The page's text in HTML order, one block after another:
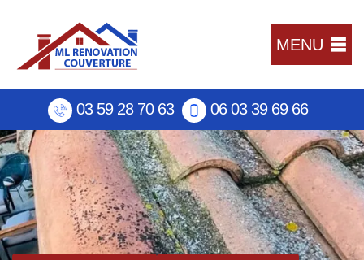
MENU
03 59 28 70 63 06 03 39 69 66